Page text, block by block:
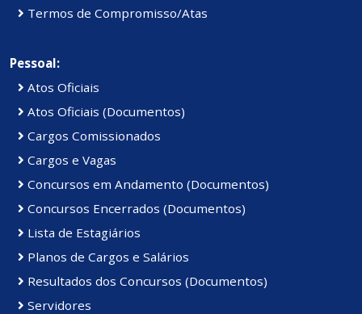
Termos de Compromisso/Atas
Pessoal:
Atos Oficiais
Atos Oficiais (Documentos)
Cargos Comissionados
Cargos e Vagas
Concursos em Andamento (Documentos)
Concursos Encerrados (Documentos)
Lista de Estagiários
Planos de Cargos e Salários
Resultados dos Concursos (Documentos)
Servidores